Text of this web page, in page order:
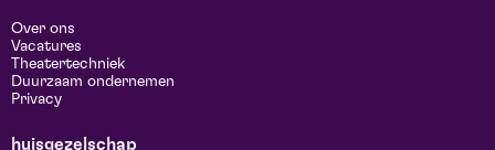
Over ons
Vacatures
Theatertechniek
Duurzaam ondernemen
Privacy
huisgezelschap